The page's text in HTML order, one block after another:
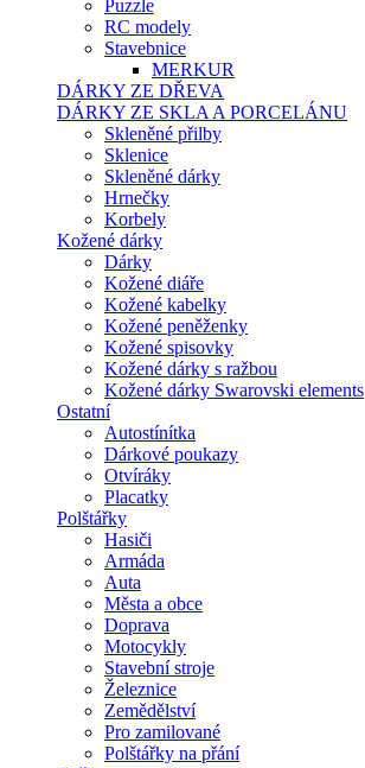
Puzzle
RC modely
Stavebnice
MERKUR
DÁRKY ZE DŘEVA
DÁRKY ZE SKLA A PORCELÁNU
Skleněné přilby
Sklenice
Skleněné dárky
Hrnečky
Korbely
Kožené dárky
Dárky
Kožené diáře
Kožené kabelky
Kožené peněženky
Kožené spisovky
Kožené dárky s ražbou
Kožené dárky Swarovski elements
Ostatní
Autostínítka
Dárkové poukazy
Otvíráky
Placatky
Polštářky
Hasiči
Armáda
Auta
Města a obce
Doprava
Motocykly
Stavební stroje
Železnice
Zemědělství
Pro zamilované
Polštářky na přání